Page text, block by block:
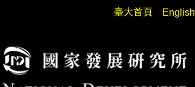
臺大首頁 English